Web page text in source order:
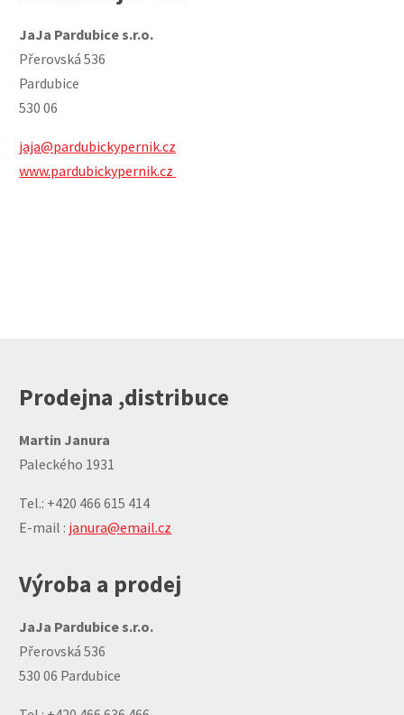
JaJa Pardubice s.r.o.
Přerovská 536
Pardubice
530 06
jaja@pardubickypernik.cz
www.pardubickypernik.cz
Prodejna ,distribuce
Martin Janura
Paleckého 1931
Tel.: +420 466 615 414
E-mail : janura@email.cz
Výroba a prodej
JaJa Pardubice s.r.o.
Přerovská 536
530 06 Pardubice